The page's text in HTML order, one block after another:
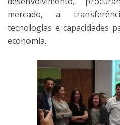
mercado, a
tecnologias e capacidades
economia.